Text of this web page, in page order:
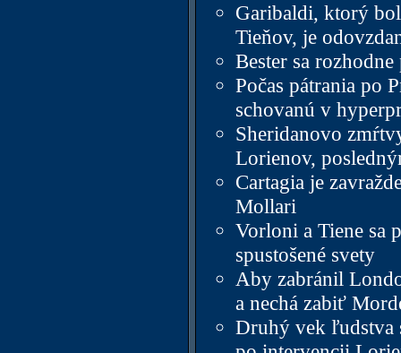
Garibaldi, ktorý
Tieňov, je
Bester sa
Počas pátrania po
schovanú v
Sheridanovo
Lorienov,
Cartagia je
Mollari
Vorloni a Tiene sa
spustošené svety
Aby zabránil
a nechá zabiť
Druhý vek ľudstva